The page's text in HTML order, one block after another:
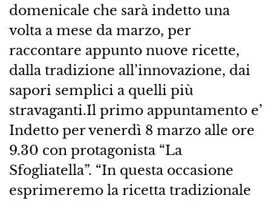
domenicale che sarà indetto una
volta a mese da marzo, per
raccontare appunto nuove ricette,
dalla tradizione all’innovazione, dai
sapori semplici a quelli più
stravaganti.Il primo appuntamento e’
Indetto per venerdì 8 marzo alle ore
9.30 con protagonista “La
Sfogliatella”. “In questa occasione
esprimeremo la ricetta tradizionale